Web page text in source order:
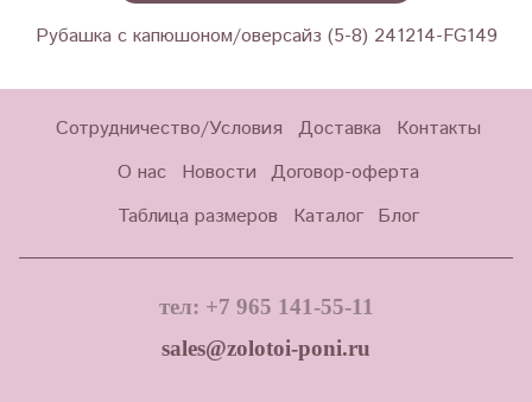
Рубашка с капюшоном/оверсайз (5-8) 241214-FG149
Сотрудничество/Условия Доставка
Контакты
О нас
Новости Договор-оферта
Таблица размеров
Каталог Блог
тел: +7 965 141-55-11
sales@zolotoi-poni.ru